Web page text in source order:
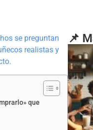
se preguntan
realistas y
que
📌